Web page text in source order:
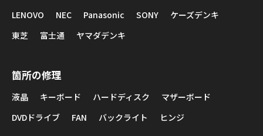
LENOVO
NEC Panasonic SONY
ケーズデンキ
東芝
富士通 ヤマダデンキ
箇所の修理
液晶 キーボード ハードディスク
マザーボード
DVDドライブ
FAN バックライト ヒンジ